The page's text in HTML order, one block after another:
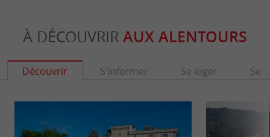
À DÉCOUVRIR AUX ALENTOURS
Découvrir S'informer Se loger Se